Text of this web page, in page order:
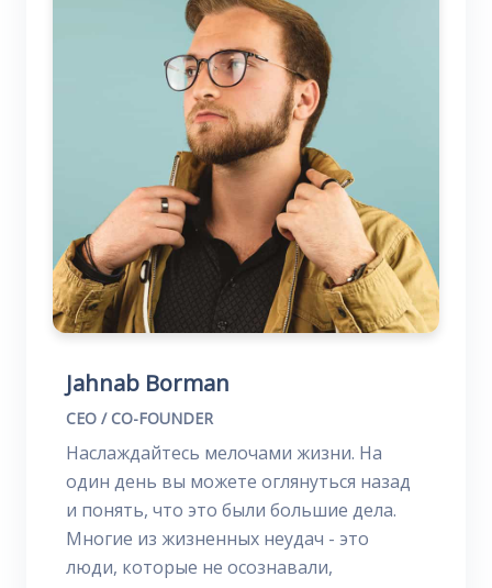
Jahnab Borman
CEO / CO-FOUNDER
Наслаждайтесь мелочами жизни. На
один день вы можете оглянуться назад
и понять, что это были большие дела.
Многие из жизненных неудач - это
люди, которые не осознавали,